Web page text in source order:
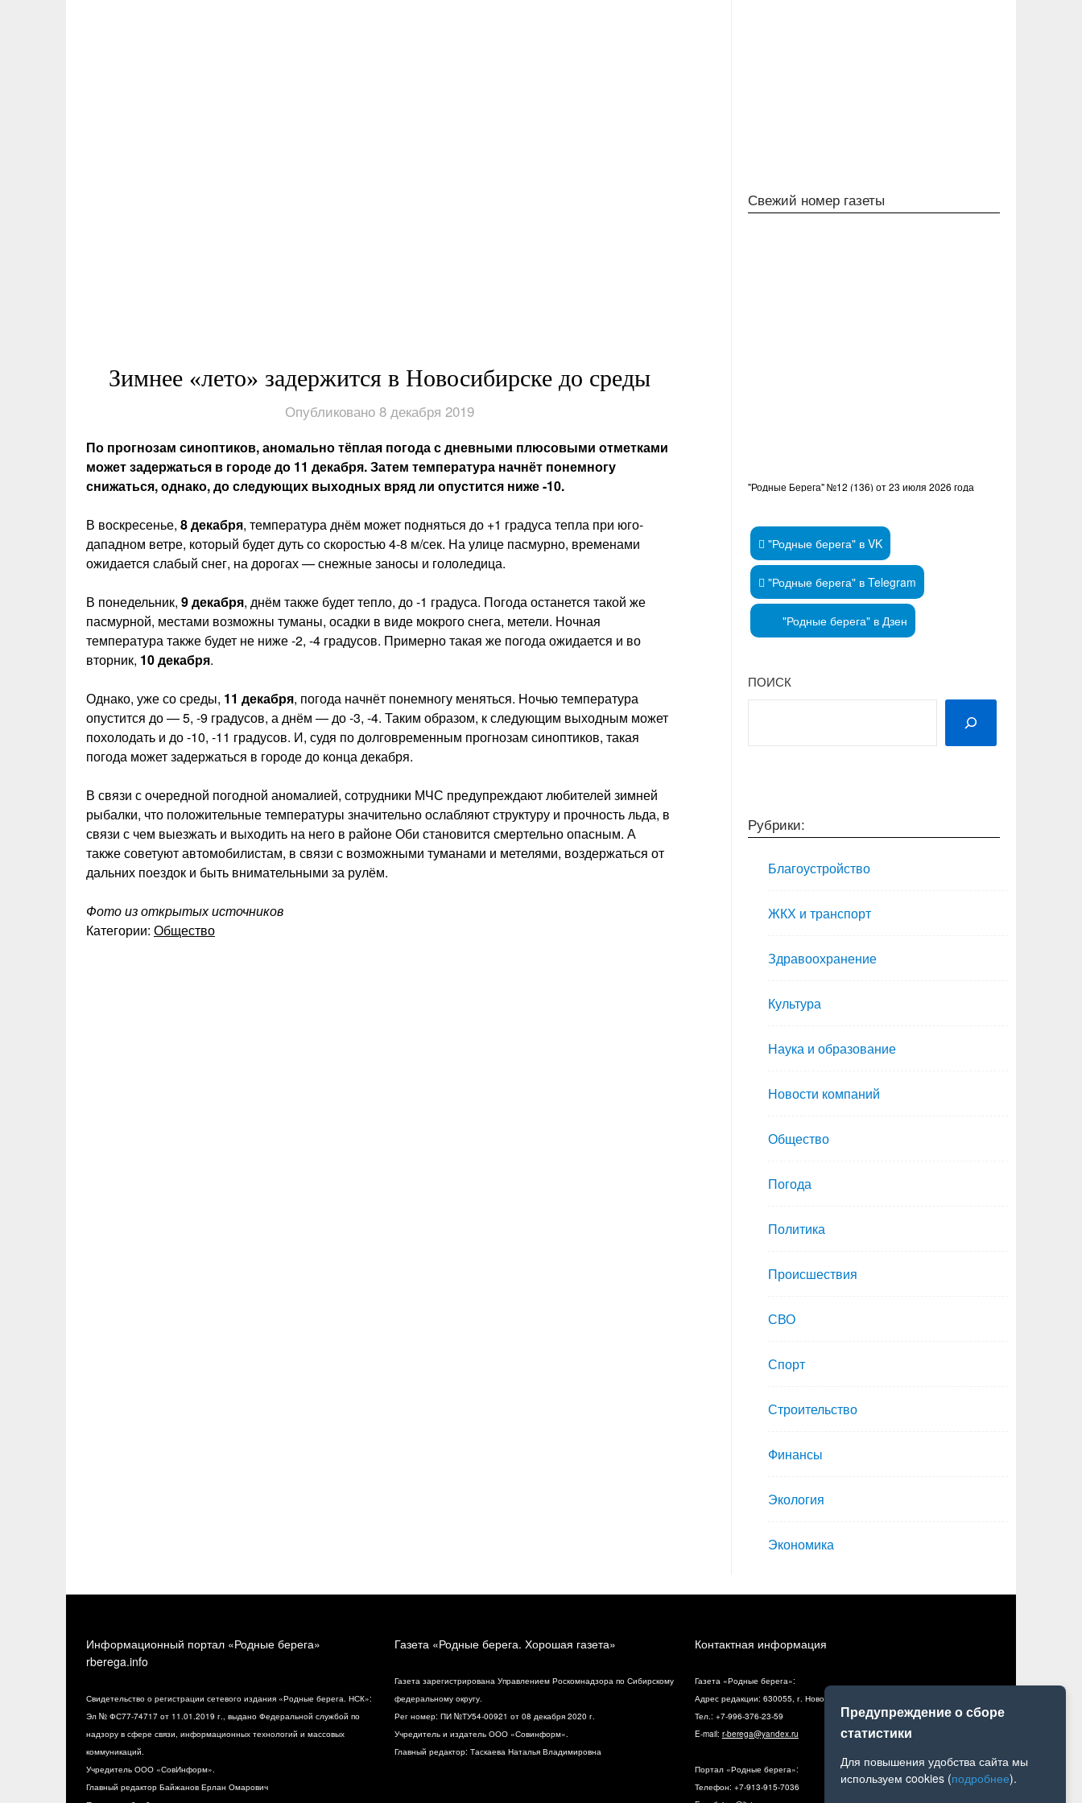
Зимнее «лето» задержится в Новосибирске до среды
Опубликовано 8 декабря 2019
По прогнозам синоптиков, аномально тёплая погода с дневными плюсовыми отметками
может задержаться в городе до 11 декабря. Затем температура начнёт понемногу
снижаться, однако, до следующих выходных вряд ли опустится ниже -10.
В воскресенье, 8 декабря, температура днём может подняться до +1 градуса тепла при юго-
дападном ветре, который будет дуть со скоростью 4-8 м/сек. На улице пасмурно, временами
ожидается слабый снег, на дорогах — снежные заносы и гололедица.
В понедельник, 9 декабря, днём также будет тепло, до -1 градуса. Погода останется такой же
пасмурной, местами возможны туманы, осадки в виде мокрого снега, метели. Ночная
температура также будет не ниже -2, -4 градусов. Примерно такая же погода ожидается и во
вторник, 10 декабря.
Однако, уже со среды, 11 декабря, погода начнёт понемногу меняться. Ночью температура
опустится до — 5, -9 градусов, а днём — до -3, -4. Таким образом, к следующим выходным может
похолодать и до -10, -11 градусов. И, судя по долговременным прогнозам синоптиков, такая
погода может задержаться в городе до конца декабря.
В связи с очередной погодной аномалией, сотрудники МЧС предупреждают любителей зимней
рыбалки, что положительные температуры значительно ослабляют структуру и прочность льда, в
связи с чем выезжать и выходить на него в районе Оби становится смертельно опасным. А
также советуют автомобилистам, в связи с возможными туманами и метелями, воздержаться от
дальних поездок и быть внимательными за рулём.
Фото из открытых источников
Категории: Общество
Свежий номер газеты
"Родные Берега" №12 (136) от 23 июля 2026 года
"Родные берега" в VK
"Родные берега" в Telegram
"Родные берега" в Дзен
ПОИСК
Рубрики:
Благоустройство
ЖКХ и транспорт
Здравоохранение
Культура
Наука и образование
Новости компаний
Общество
Погода
Политика
Происшествия
СВО
Спорт
Строительство
Финансы
Экология
Экономика
Информационный портал «Родные берега»
rberega.info
Свидетельство о регистрации сетевого издания «Родные берега. НСК»:
Эл № ФС77-74717 от 11.01.2019 г., выдано Федеральной службой по
надзору в сфере связи, информационных технологий и массовых
коммуникаций.
Учредитель ООО «СовИнформ».
Главный редактор Байжанов Ерлан Омарович
Газета «Родные берега. Хорошая газета»
Газета зарегистрирована Управлением Роскомнадзора по Сибирскому
федеральному округу.
Рег номер: ПИ №ТУ54-00921 от 08 декабря 2020 г.
Учредитель и издатель ООО «Совинформ».
Главный редактор: Таскаева Наталья Владимировна
Контактная информация
Газета «Родные берега»:
Адрес редакции: 630055, г. Новосибирск, ул. Разъездная, 10, оф. 5
Тел.: +7-996-376-23-59
E-mail: r-berega@yandex.ru
Портал «Родные берега»:
Телефон: +7-913-915-7036
Предупреждение о сборе
статистики
Для повышения удобства сайта мы
используем cookies (подробнее).